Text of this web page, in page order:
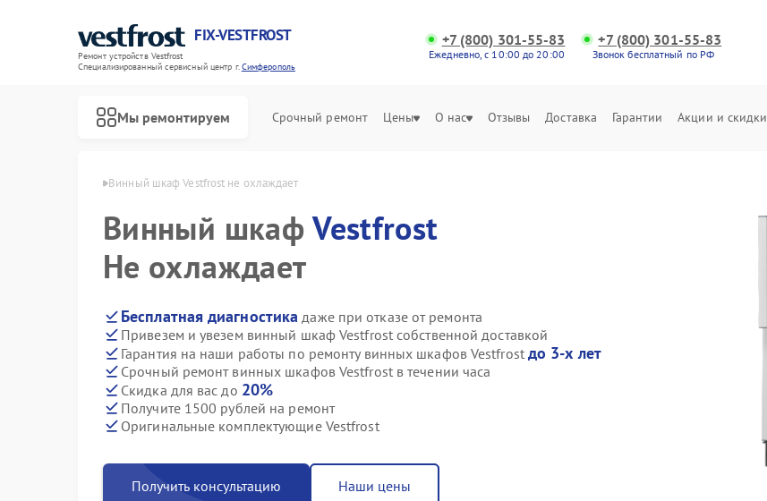
FIX-VESTFROST
Ремонт устройств Vestfrost
Специализированный cервисный центр г.Симферополь
+7 (800) 301-55-83
Ежедневно, с 10:00 до 20:00
+7 (800) 301-55-83
Звонок бесплатный по РФ
Мы ремонтируем Срочный ремонт Цены О нас Отзывы Доставка Гарантии Акции и скидки
в Симферополе Винный шкаф Vestfrost не охлаждает
Винный шкафVestfrost
Не охлаждает
Бесплатная диагностика даже при отказе от ремонта
Привезем и увезем винный шкаф Vestfrost собственной доставкой
Гарантия на наши работы по ремонту винных шкафов Vestfrost до 3-х лет
Срочный ремонт винных шкафов Vestfrost в течении часа
Скидка для вас до 20%
Получите 1500 рублей на ремонт
Оригинальные комплектующие Vestfrost
Получить консультацию Наши цены